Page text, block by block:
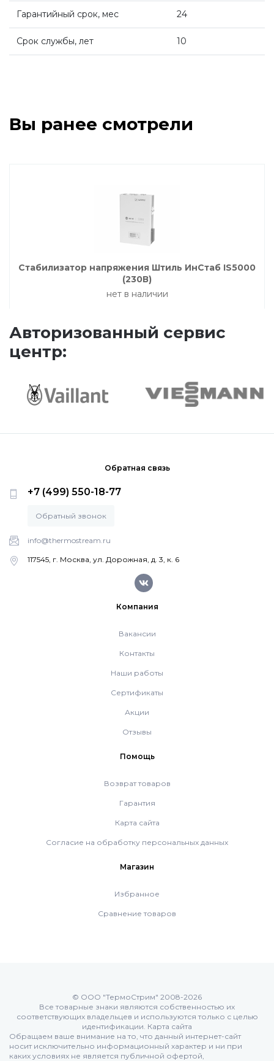
Чугунные напольные котлы De Dietrich
Промышленное оборудование De Dietrich
Mizudo
Гарантийный срок, мес 24
Срок службы, лет 10
Вы ранее смотрели
Стабилизатор напряжения Штиль ИнСтаб IS5000
(230В)
нет в наличии
Авторизованный сервис
центр:
Обратная связь
+7 (499) 550-18-77
Обратный звонок
info@thermostream.ru
117545, г. Москва, ул. Дорожная, д. 3, к. 6
Компания
Вакансии
Контакты
Наши работы
Сертификаты
Акции
Отзывы
Помощь
Возврат товаров
Гарантия
Карта сайта
Согласие на обработку персональных данных
Магазин
Избранное
Сравнение товаров
© ООО "ТермоСтрим" 2008-2026
Все товарные знаки являются собственностью их
соответствующих владельцев и используются только с целью
идентификации. Карта сайта
Обращаем ваше внимание на то, что данный интернет-сайт
носит исключительно информационный характер и ни при
каких условиях не является публичной офертой,